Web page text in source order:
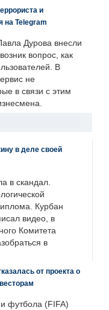
и
на Telegram
Дурова внесли
вопрос, как
В
не
в связи с этим
в деле своей
в скандал.
Курбан
видео, в
Комитета
в
от проекта о
футбола (FIFA)